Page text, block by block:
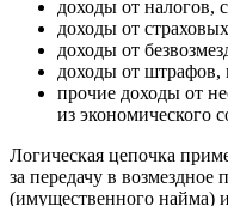
доходы от налогов,
доходы от
доходы от
доходы от штрафов,
прочие доходы от
из экономического
Логическая цепочка
за передачу в
(имущественного найма)